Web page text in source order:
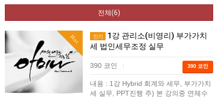
전체(6)
Hot 인기
1강 관리소(비영리) 부가가치
세 법인세무조정 실무
390 코인 | 390 코인
내용 : 1강 Hybrid 회계와 세무, 부가가치
세 실무, PPT진행 주) 본 강의중 연체수